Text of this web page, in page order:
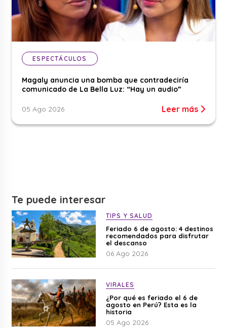
ESPECTÁCULOS
Magaly anuncia una bomba que contradeciría
comunicado de La Bella Luz: “Hay un audio”
05 Ago 2026 Leer más
Te puede interesar
TIPS Y SALUD
Feriado 6 de agosto: 4 destinos
recomendados para disfrutar
el descanso
06 Ago 2026
VIRALES
¿Por qué es feriado el 6 de
agosto en Perú? Esta es la
historia
05 Ago 2026